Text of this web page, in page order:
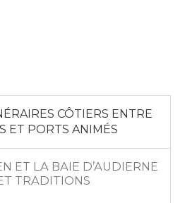
CÔTIERS ENTRE
ET PORTS ANIMÉS
ET LA BAIE D’AUDIERNE
TRADITIONS